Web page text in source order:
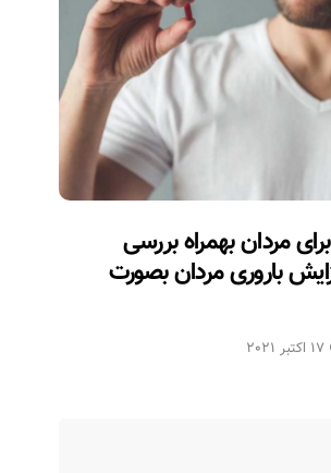
مردان بهمراه بررسی
باروری مردان بصورت
17 اکتبر 2021